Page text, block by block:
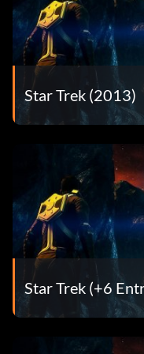
Star Trek (2013)
Star Trek (+6